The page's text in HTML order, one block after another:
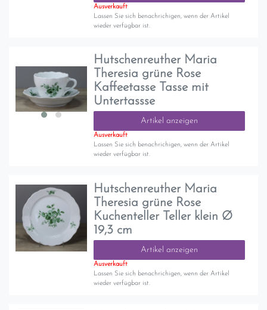
Ausverkauft
Lassen Sie sich benachrichigen, wenn der Artikel
wieder verfügbar ist.
Hutschenreuther Maria
Theresia grüne Rose
Kaffeetasse Tasse mit
Untertassse
Artikel anzeigen
Ausverkauft
Lassen Sie sich benachrichigen, wenn der Artikel
wieder verfügbar ist.
Hutschenreuther Maria
Theresia grüne Rose
Kuchenteller Teller klein Ø
19,3 cm
Artikel anzeigen
Ausverkauft
Lassen Sie sich benachrichigen, wenn der Artikel
wieder verfügbar ist.